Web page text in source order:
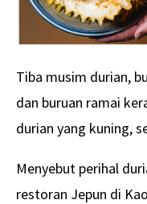
Tiba musim durian,
dan buruan ramai
durian yang kuning,
Menyebut perihal
restoran Jepun di